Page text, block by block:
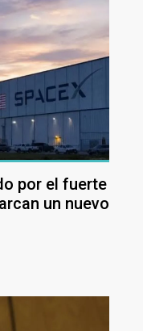
por el fuerte
un nuevo